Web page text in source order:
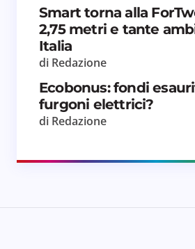
Smart torna alla
2,75 metri e tante
Italia
di Redazione
Ecobonus: fondi
furgoni elettrici?
di Redazione